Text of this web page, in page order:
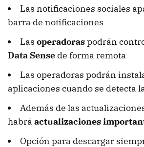
Las notificaciones sociales
barra de notificaciones
Las operadoraspodrán
Data Sense de forma remota
Las operadoras podrán
aplicaciones cuando se detecta
Además de las
habrá actualizaciones
Opción para descargar